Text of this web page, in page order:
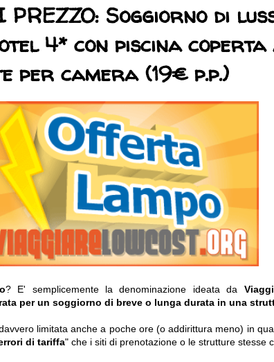
PREZZO: Soggiorno di
4* con piscina
per camera (19€ p.p.)
? E' semplicemente la denominazione ideata da
per un soggiorno di breve o lunga durata in una
limitata anche a poche ore (o addirittura meno) in
di tariffa" che i siti di prenotazione o le strutture stesse